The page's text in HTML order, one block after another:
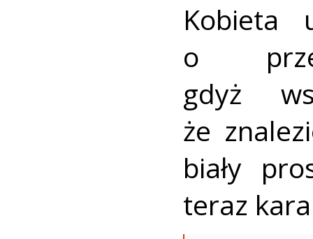
Kobieta
o
gdyż
że
biały
teraz